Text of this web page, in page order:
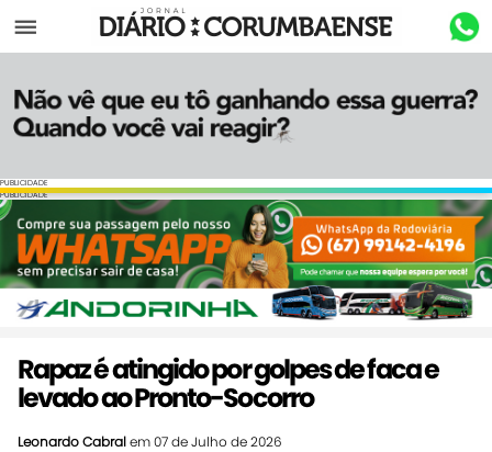
Menu
PUBLICIDADE
PUBLICIDADE
Rapaz é atingido por golpes de faca e
levado ao Pronto-Socorro
Leonardo Cabralem 07 de Julho de 2026